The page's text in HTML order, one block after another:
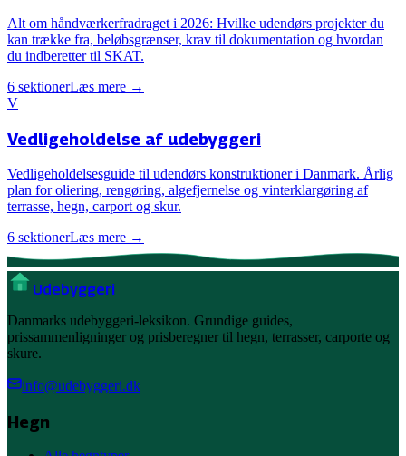
Alt om håndværkerfradraget i 2026: Hvilke udendørs projekter du
kan trække fra, beløbsgrænser, krav til dokumentation og hvordan
du indberetter til SKAT.
6 sektionerLæs mere →
V
Vedligeholdelse af udebyggeri
Vedligeholdelsesguide til udendørs konstruktioner i Danmark. Årlig
plan for oliering, rengøring, algefjernelse og vinterklargøring af
terrasse, hegn, carport og skur.
6 sektionerLæs mere →
Udebyggeri
Danmarks udebyggeri-leksikon. Grundige guides,
prissammenligninger og prisberegner til hegn, terrasser, carporte og
skure.
info@udebyggeri.dk
Hegn